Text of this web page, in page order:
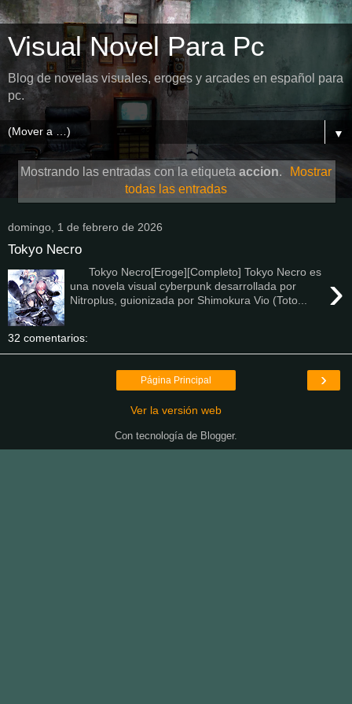
Visual Novel Para Pc
Blog de novelas visuales, eroges y arcades en español para
pc.
▼
Mostrando las entradas con la etiqueta accion.
Mostrar
todas las entradas
domingo, 1 de febrero de 2026
Tokyo Necro
›
Tokyo Necro[Eroge][Completo] Tokyo Necro es
una novela visual cyberpunk desarrollada por
Nitroplus, guionizada por Shimokura Vio (Toto...
32 comentarios:
›
Página Principal
Ver la versión web
Con tecnología de Blogger.